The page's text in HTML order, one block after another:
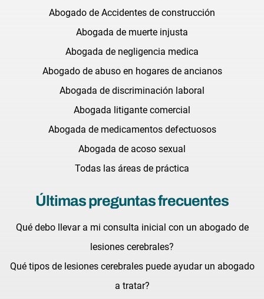
Abogado de Accidentes de construcción
Abogada de muerte injusta
Abogada de negligencia medica
Abogado de abuso en hogares de ancianos
Abogada de discriminación laboral
Abogada litigante comercial
Abogada de medicamentos defectuosos
Abogada de acoso sexual
Todas las áreas de práctica
Últimas preguntas frecuentes
Qué debo llevar a mi consulta inicial con un abogado de
lesiones cerebrales?
Qué tipos de lesiones cerebrales puede ayudar un abogado
a tratar?